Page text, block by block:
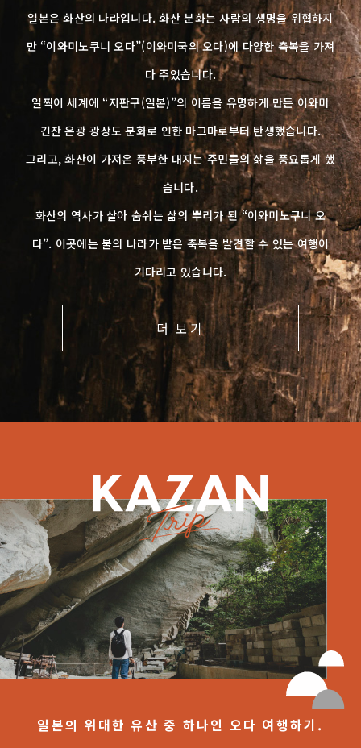
일본은 화산의 나라입니다. 화산 분화는 사람의 생명을 위협하지
만 “이와미노쿠니 오다”(이와미국의 오다)에 다양한 축복을 가져
다 주었습니다.
일찍이 세계에 “지판구(일본)”의 이름을 유명하게 만든 이와미
긴잔 은광 광상도 분화로 인한 마그마로부터 탄생했습니다.
그리고, 화산이 가져온 풍부한 대지는 주민들의 삶을 풍요롭게 했
습니다.
화산의 역사가 살아 숨쉬는 삶의 뿌리가 된 “이와미노쿠니 오
다”. 이곳에는 불의 나라가 받은 축복을 발견할 수 있는 여행이
기다리고 있습니다.
더 보기
일본의 위대한 유산 중 하나인 오다 여행하기.